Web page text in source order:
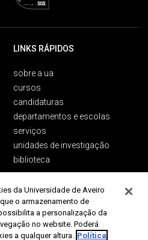
LINKS RÁPIDOS
sobre a ua
cursos
candidaturas
departamentos e escolas
serviços
unidades de investigação
biblioteca
CONTACTOS
Campus Universitário de
Santiago
da Universidade de Aveiro
o armazenamento de
a personalização da
no website. Poderá
a qualquer altura. Política